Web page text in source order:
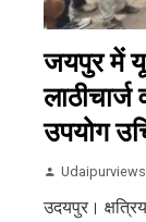
जयपुर में
उपयोग
Udaipurviews
उदयपुर।